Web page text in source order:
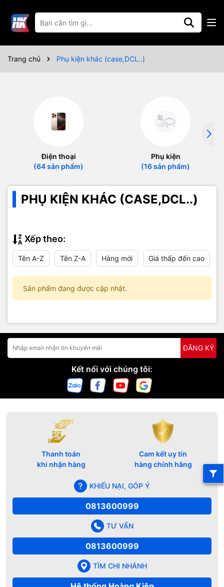
Trang chủ Phụ kiện khác (case,DCL..)
Điện thoại
(64 sản phẩm)
Phụ kiện
(16 sản phẩm)
PHỤ KIỆN KHÁC (CASE,DCL..)
Xếp theo:
Tên A-Z Tên Z-A Hàng mới Giá thấp đến cao
Sản phẩm đang được cập nhật.
ĐĂNG KÝ
Kết nối với chúng tôi:
Thanh toán
khi nhận hàng
Cam kết uy tín
hàng chính hãng
KHIẾU NẠI, GÓP Ý
0813600999
TƯ VẤN
0813600999
TÌM CHI NHÁNH